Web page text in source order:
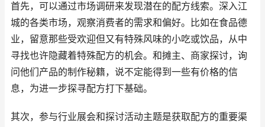
首先，可以通过市场调研来发现潜在的配方线索。深入江
城的各类市场，观察消费者的需求和偏好。比如在食品德
业，留意那些受欢迎但又有特殊风味的小吃或饮品，从中
寻找也许隐藏着特殊配方的机会。和摊主、商家探讨，询
问他们产品的制作秘籍，说不定能得到一些有价格的信
息，为进一步探寻配方打下基础。
其次，参与行业展会和探讨活动主题是获取配方的重要渠